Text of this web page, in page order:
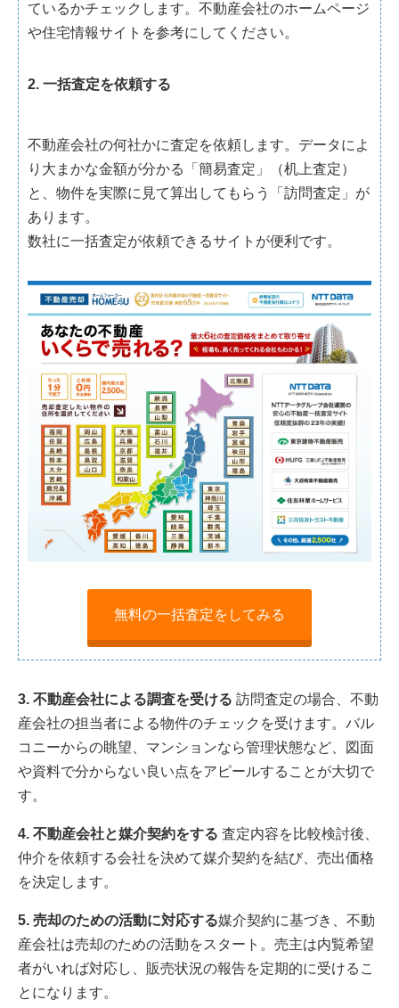
ているかチェックします。不動産会社のホームページ
や住宅情報サイトを参考にしてください。
2. 一括査定を依頼する
不動産会社の何社かに査定を依頼します。データによ
り大まかな金額が分かる「簡易査定」（机上査定）
と、物件を実際に見て算出してもらう「訪問査定」が
あります。
数社に一括査定が依頼できるサイトが便利です。
無料の一括査定をしてみる
3. 不動産会社による調査を受ける 訪問査定の場合、不動
産会社の担当者による物件のチェックを受けます。バル
コニーからの眺望、マンションなら管理状態など、図面
や資料で分からない良い点をアピールすることが大切で
す。
4. 不動産会社と媒介契約をする 査定内容を比較検討後、
仲介を依頼する会社を決めて媒介契約を結び、売出価格
を決定します。
5. 売却のための活動に対応する媒介契約に基づき、不動
産会社は売却のための活動をスタート。売主は内覧希望
者がいれば対応し、販売状況の報告を定期的に受けるこ
とになります。